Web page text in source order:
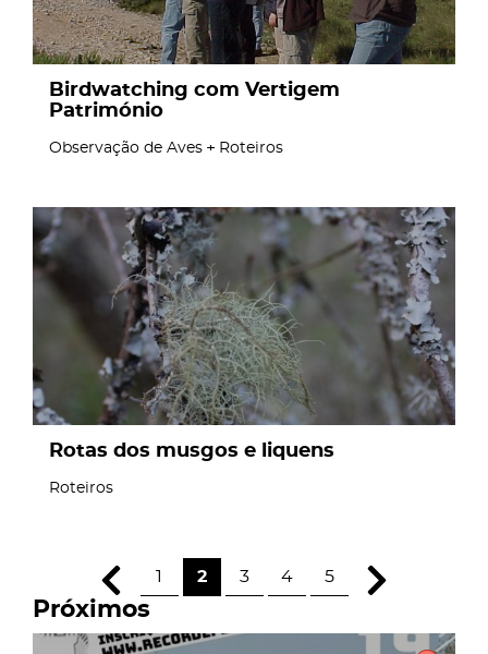
Birdwatching com Vertigem
Património
Observação de Aves Roteiros
page
Rotas dos musgos e liquens
Roteiros
1 2 3 4 5
Próximos